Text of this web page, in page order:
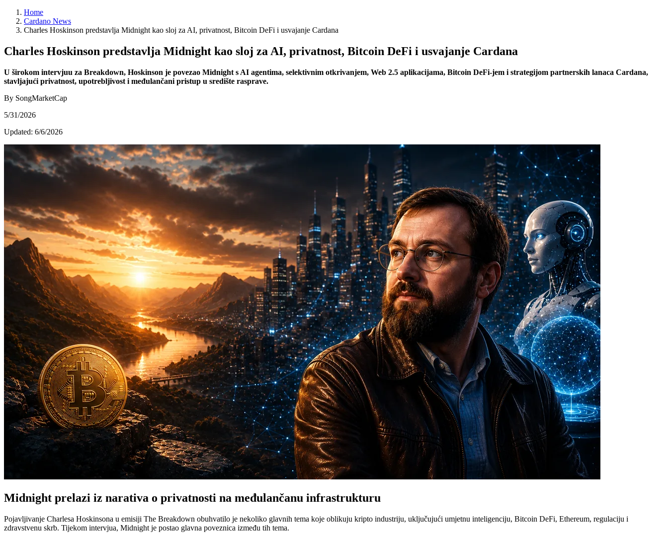
Home
Cardano News
Charles Hoskinson predstavlja Midnight kao sloj za AI, privatnost, Bitcoin DeFi i usvajanje Cardana
Charles Hoskinson predstavlja Midnight kao sloj za AI, privatnost, Bitcoin DeFi i usvajanje Cardana
U širokom intervjuu za Breakdown, Hoskinson je povezao Midnight s AI agentima, selektivnim otkrivanjem, Web 2.5 aplikacijama, Bitcoin DeFi-jem i strategijom partnerskih lanaca Cardana,
stavljajući privatnost, upotrebljivost i međulančani pristup u središte rasprave.
By SongMarketCap
5/31/2026
Updated: 6/6/2026
Midnight prelazi iz narativa o privatnosti na međulančanu infrastrukturu
Pojavljivanje Charlesa Hoskinsona u emisiji The Breakdown obuhvatilo je nekoliko glavnih tema koje oblikuju kripto industriju, uključujući umjetnu inteligenciju, Bitcoin DeFi, Ethereum, regulaciju i
zdravstvenu skrb. Tijekom intervjua, Midnight je postao glavna poveznica između tih tema.